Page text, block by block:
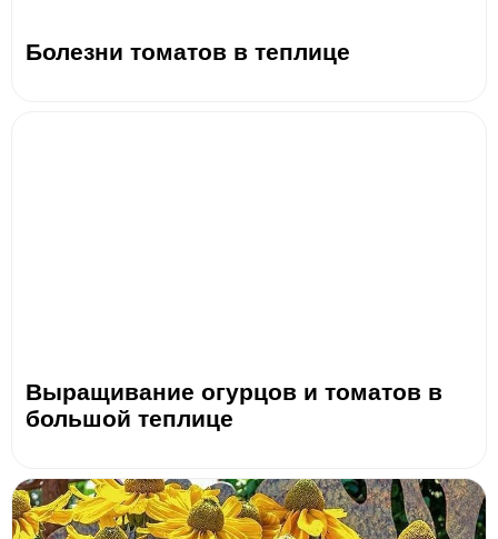
Болезни томатов в теплице
Выращивание огурцов и томатов в
большой теплице